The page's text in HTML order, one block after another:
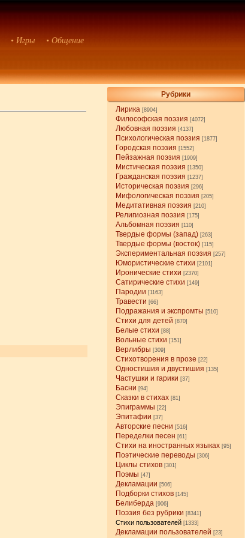
• Игры • Общение
Рубрики
Лирика [8904]
Философская поэзия [4072]
Любовная поэзия [4137]
Психологическая поэзия [1877]
Городская поэзия [1552]
Пейзажная поэзия [1909]
Мистическая поэзия [1350]
Гражданская поэзия [1237]
Историческая поэзия [296]
Мифологическая поэзия [205]
Медитативная поэзия [210]
Религиозная поэзия [175]
Альбомная поэзия [110]
Твердые формы (запад) [263]
Твердые формы (восток) [115]
Экспериментальная поэзия [257]
Юмористические стихи [2101]
Иронические стихи [2370]
Сатирические стихи [149]
Пародии [1163]
Травести [66]
Подражания и экспромты [510]
Стихи для детей [870]
Белые стихи [88]
Вольные стихи [151]
Верлибры [309]
Стихотворения в прозе [22]
Одностишия и двустишия [135]
Частушки и гарики [37]
Басни [94]
Сказки в стихах [81]
Эпиграммы [22]
Эпитафии [37]
Авторские песни [516]
Переделки песен [61]
Стихи на иностранных языках [95]
Поэтические переводы [306]
Циклы стихов [301]
Поэмы [47]
Декламации [506]
Подборки стихов [145]
Белиберда [906]
Поэзия без рубрики [8341]
Стихи пользователей [1333]
Декламации пользователей [23]